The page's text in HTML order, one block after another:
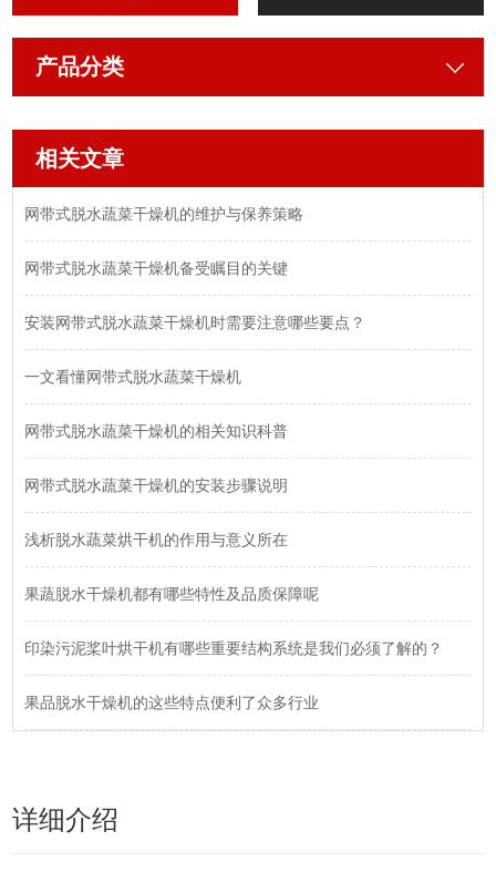
产品分类
相关文章
网带式脱水蔬菜干燥机的维护与保养策略
网带式脱水蔬菜干燥机备受瞩目的关键
安装网带式脱水蔬菜干燥机时需要注意哪些要点？
一文看懂网带式脱水蔬菜干燥机
网带式脱水蔬菜干燥机的相关知识科普
网带式脱水蔬菜干燥机的安装步骤说明
浅析脱水蔬菜烘干机的作用与意义所在
果蔬脱水干燥机都有哪些特性及品质保障呢
印染污泥桨叶烘干机有哪些重要结构系统是我们必须了解的？
果品脱水干燥机的这些特点便利了众多行业
详细介绍